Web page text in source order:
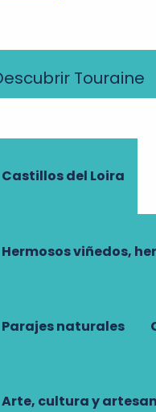
Touraine
Castillos del Loira
Hermosos viñedos,
Parajes naturales
Arte, cultura y
en la
de pasar a
con la Liga a
organizados
en un
locales.